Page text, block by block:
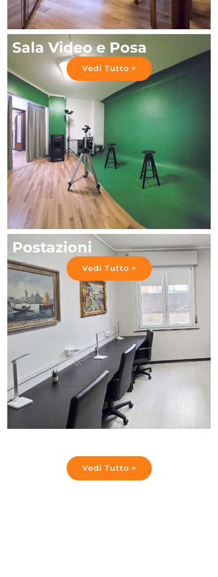
Sala Video e Posa
Vedi Tutto >
Postazioni
Vedi Tutto >
Vedi Tutto >